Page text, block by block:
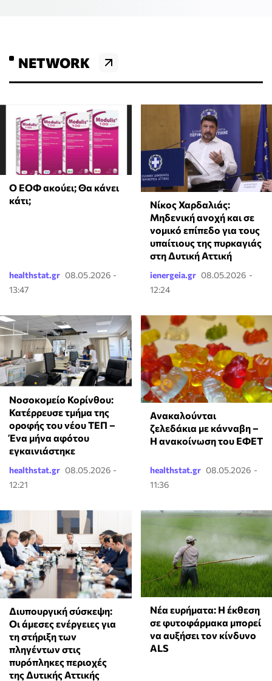
NETWORK
Ο ΕΟΦ ακούει; Θα κάνει
κάτι;
healthstat.gr 08.05.2026 -
13:47
Νίκος Χαρδαλιάς:
Μηδενική ανοχή και σε
νομικό επίπεδο για τους
υπαίτιους της πυρκαγιάς
στη Δυτική Αττική
ienergeia.gr 08.05.2026 -
12:24
Νοσοκομείο Κορίνθου:
Κατέρρευσε τμήμα της
οροφής του νέου ΤΕΠ –
Ένα μήνα αφότου
εγκαινιάστηκε
healthstat.gr 08.05.2026 -
12:21
Ανακαλούνται
ζελεδάκια με κάνναβη –
Η ανακοίνωση του ΕΦΕΤ
healthstat.gr 08.05.2026 -
11:36
Διυπουργική σύσκεψη:
Οι άμεσες ενέργειες για
τη στήριξη των
πληγέντων στις
πυρόπληκες περιοχές
της Δυτικής Αττικής
Νέα ευρήματα: Η έκθεση
σε φυτοφάρμακα μπορεί
να αυξήσει τον κίνδυνο
ALS